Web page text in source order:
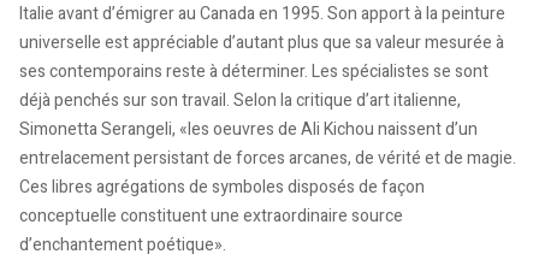
Italie avant d’émigrer au Canada en 1995. Son apport à la peinture
universelle est appréciable d’autant plus que sa valeur mesurée à
ses contemporains reste à déterminer. Les spécialistes se sont
déjà penchés sur son travail. Selon la critique d’art italienne,
Simonetta Serangeli, «les oeuvres de Ali Kichou naissent d’un
entrelacement persistant de forces arcanes, de vérité et de magie.
Ces libres agrégations de symboles disposés de façon
conceptuelle constituent une extraordinaire source
d’enchantement poétique».